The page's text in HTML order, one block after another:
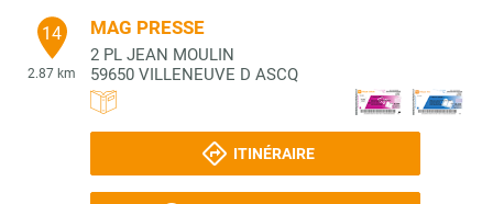
14
2.87 km
MAG PRESSE
2 PL JEAN MOULIN
59650 VILLENEUVE D ASCQ
ITINÉRAIRE